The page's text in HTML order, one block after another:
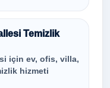
Temizlik
için ev, ofis, villa,
hizmeti